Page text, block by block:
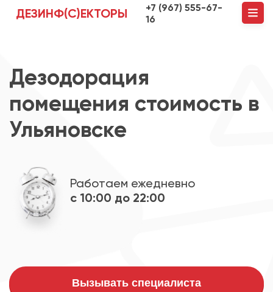
ДЕЗИНФ(С)ЕКТОРЫ
+7 (967) 555-67-
16
Дезодорация
помещения стоимость в
Ульяновске
Работаем ежедневно
с 10:00 до 22:00
Вызывать специалиста